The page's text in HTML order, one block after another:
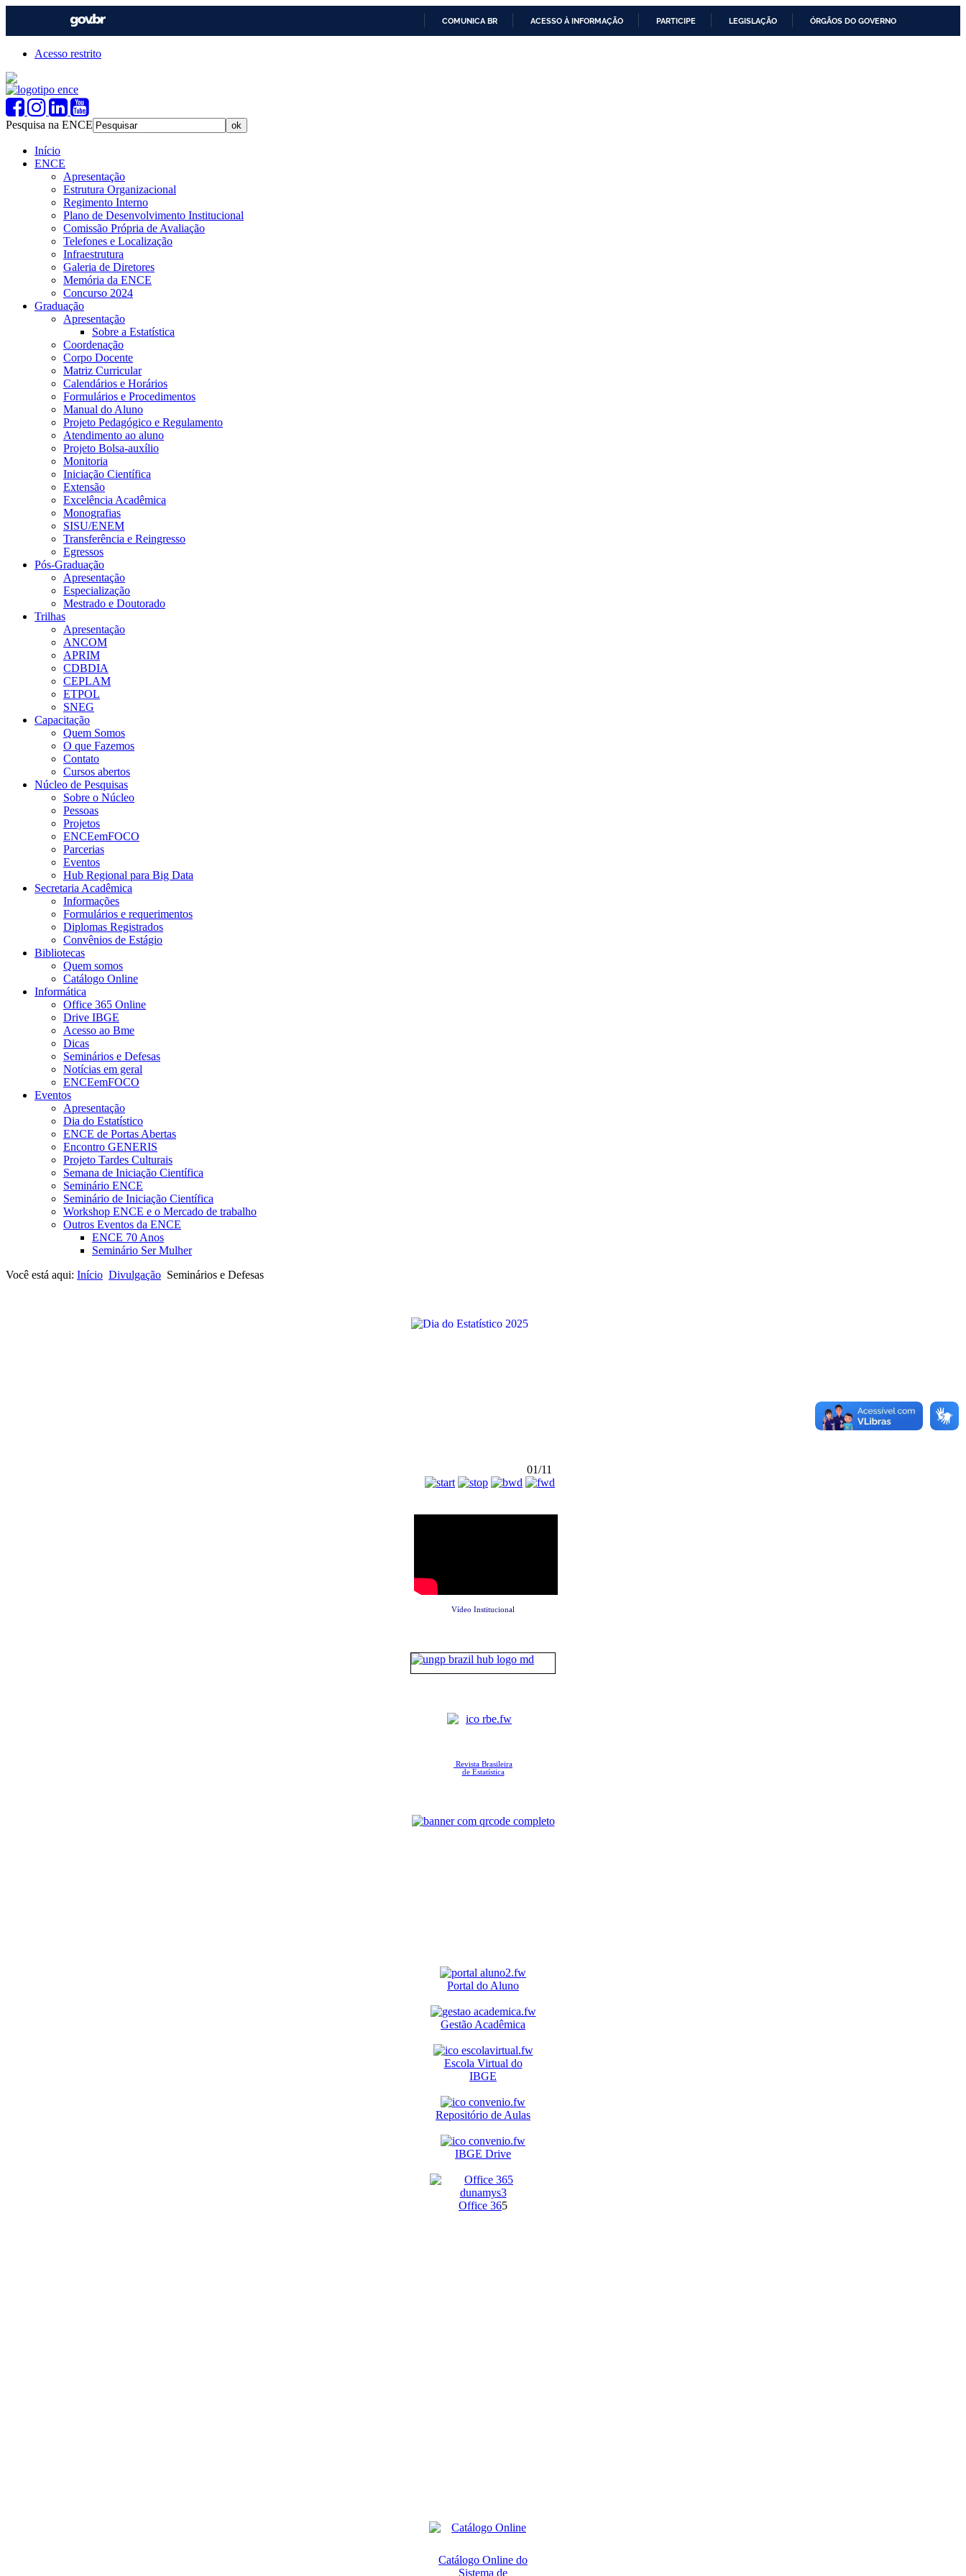
COMUNICA BR ACESSO À INFORMAÇÃO PARTICIPE LEGISLAÇÃO ÓRGÃOS DO GOVERNO
Acesso restrito
Pesquisa na ENCE
Início
ENCE
Apresentação
Estrutura Organizacional
Regimento Interno
Plano de Desenvolvimento Institucional
Comissão Própria de Avaliação
Telefones e Localização
Infraestrutura
Galeria de Diretores
Memória da ENCE
Concurso 2024
Graduação
Apresentação
Sobre a Estatística
Coordenação
Corpo Docente
Matriz Curricular
Calendários e Horários
Formulários e Procedimentos
Manual do Aluno
Projeto Pedagógico e Regulamento
Atendimento ao aluno
Projeto Bolsa-auxílio
Monitoria
Iniciação Científica
Extensão
Excelência Acadêmica
Monografias
SISU/ENEM
Transferência e Reingresso
Egressos
Pós-Graduação
Apresentação
Especialização
Mestrado e Doutorado
Trilhas
Apresentação
ANCOM
APRIM
CDBDIA
CEPLAM
ETPOL
SNEG
Capacitação
Quem Somos
O que Fazemos
Contato
Cursos abertos
Núcleo de Pesquisas
Sobre o Núcleo
Pessoas
Projetos
ENCEemFOCO
Parcerias
Eventos
Hub Regional para Big Data
Secretaria Acadêmica
Informações
Formulários e requerimentos
Diplomas Registrados
Convênios de Estágio
Bibliotecas
Quem somos
Catálogo Online
Informática
Office 365 Online
Drive IBGE
Acesso ao Bme
Dicas
Seminários e Defesas
Notícias em geral
ENCEemFOCO
Eventos
Apresentação
Dia do Estatístico
ENCE de Portas Abertas
Encontro GENERIS
Projeto Tardes Culturais
Semana de Iniciação Científica
Seminário ENCE
Seminário de Iniciação Científica
Workshop ENCE e o Mercado de trabalho
Outros Eventos da ENCE
ENCE 70 Anos
Seminário Ser Mulher
Você está aqui: Início Divulgação Seminários e Defesas
01/11
Vídeo Institucional
Revista Brasileira
de Estatística
Portal do Aluno
Gestão Acadêmica
Escola Virtual do
IBGE
Repositório de Aulas
IBGE Drive
Office 365
Catálogo Online do
Sistema de